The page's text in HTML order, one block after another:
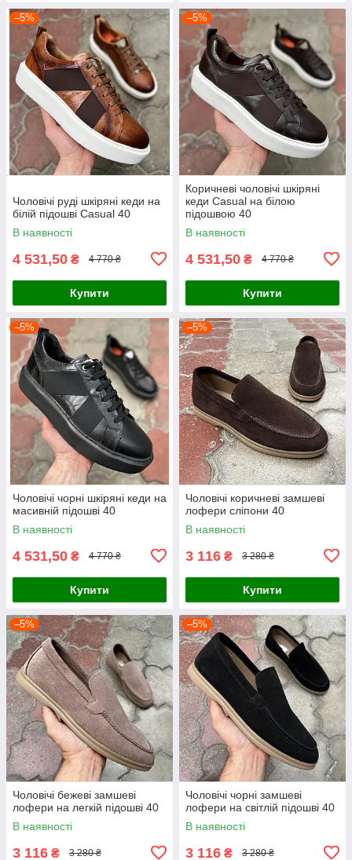
–5%
Чоловічі руді шкіряні кеди на
білій підошві Casual 40
В наявності
4 531,50 ₴ 4 770 ₴
Купити
–5%
Коричневі чоловічі шкіряні
кеди Casual на білою
підошвою 40
В наявності
4 531,50 ₴ 4 770 ₴
Купити
–5%
Чоловічі чорні шкіряні кеди на
масивній підошві 40
В наявності
4 531,50 ₴ 4 770 ₴
Купити
–5%
Чоловічі коричневі замшеві
лофери сліпони 40
В наявності
3 116 ₴ 3 280 ₴
Купити
–5%
Чоловічі бежеві замшеві
лофери на легкій підошві 40
В наявності
3 116 ₴ 3 280 ₴
–5%
Чоловічі чорні замшеві
лофери на світлій підошві 40
В наявності
3 116 ₴ 3 280 ₴